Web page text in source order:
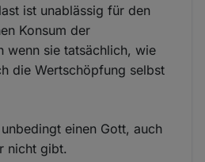
ist unablässig für den
Konsum der
wenn sie tatsächlich, wie
die Wertschöpfung selbst
einen Gott, auch
nicht gibt.